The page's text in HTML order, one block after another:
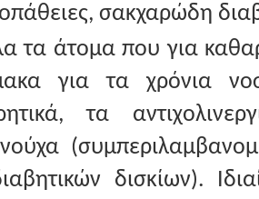
σακχαρώδη
τα άτομα που για
για τα χρόνια
τα
δισκίων).